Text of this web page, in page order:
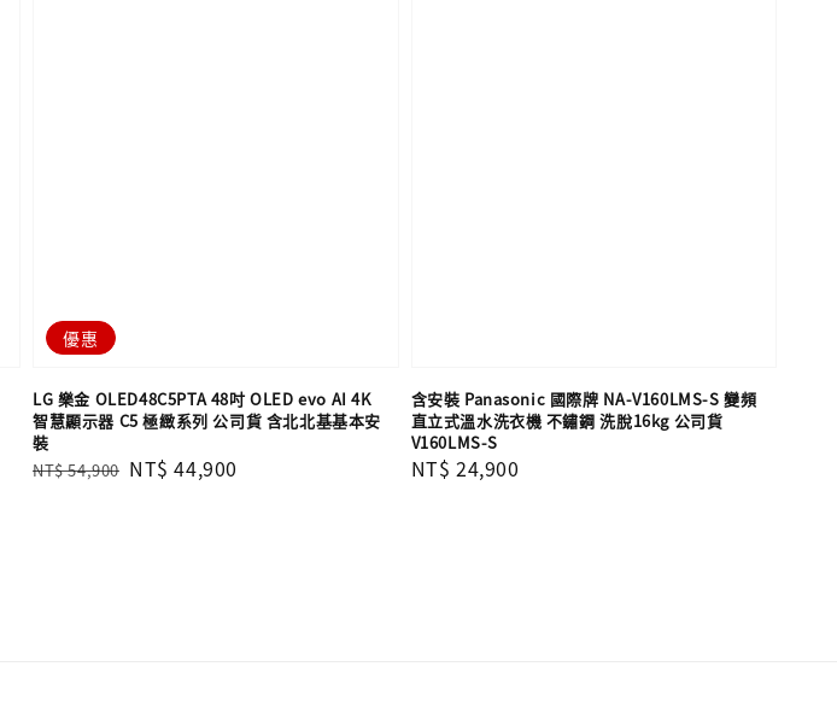
優惠
LG 樂金 OLED48C5PTA 48吋 OLED evo AI 4K
智慧顯示器 C5 極緻系列 公司貨 含北北基基本安
裝
Regular
NT$ 54,900 Sale
NT$ 44,900
含安裝 Panasonic 國際牌 NA-V160LMS-S 變頻
直立式溫水洗衣機 不鏽鋼 洗脫16kg 公司貨
V160LMS-S
Regular
NT$ 24,900